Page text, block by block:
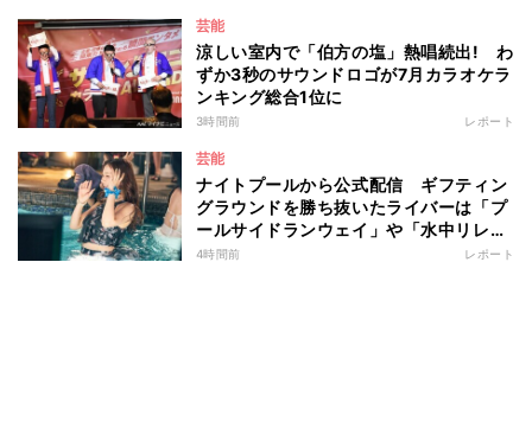
芸能
涼しい室内で「伯方の塩」熱唱続出! わ
ずか3秒のサウンドロゴが7月カラオケラ
ンキング総合1位に
3時間前 レポート
芸能
ナイトプールから公式配信 ギフティン
グラウンドを勝ち抜いたライバーは「プ
ールサイドランウェイ」や「水中リレ
ー」にも参加 『イチナナイト★プー
4時間前 レポート